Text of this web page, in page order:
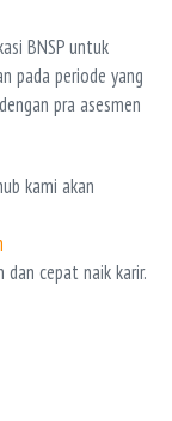
BNSP untuk
pada periode yang
pra asesmen
kami akan
cepat naik karir.